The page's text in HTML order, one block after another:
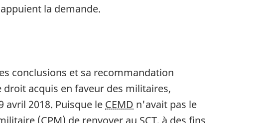
appuient la demande.
conclusions et sa recommandation
acquis en faveur des militaires,
2018. Puisque le CEMD n'avait pas le